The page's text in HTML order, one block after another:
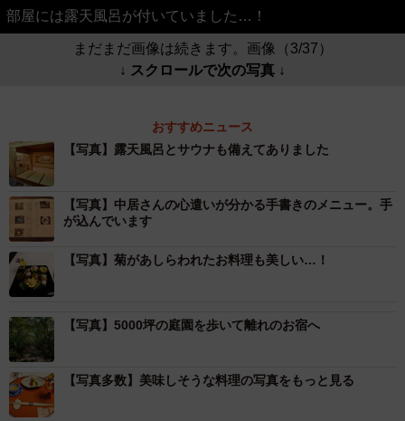
部屋には露天風呂が付いていました…！
まだまだ画像は続きます。画像（3/37）
↓ スクロールで次の写真 ↓
おすすめニュース
【写真】露天風呂とサウナも備えてありました
【写真】中居さんの心遣いが分かる手書きのメニュー。手
が込んでいます
【写真】菊があしらわれたお料理も美しい…！
【写真】5000坪の庭園を歩いて離れのお宿へ
【写真多数】美味しそうな料理の写真をもっと見る